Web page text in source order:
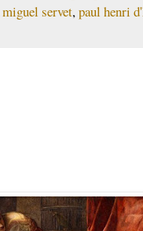
miguel servet,paul henri